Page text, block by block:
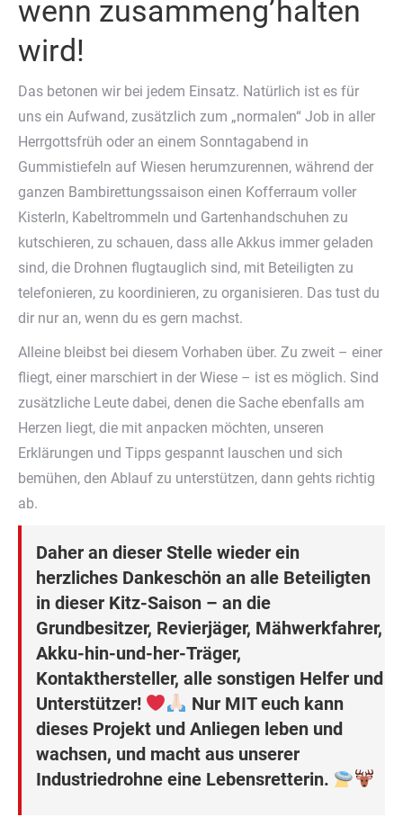
wenn zusammeng’halten
wird!
Das betonen wir bei jedem Einsatz. Natürlich ist es für
uns ein Aufwand, zusätzlich zum „normalen“ Job in aller
Herrgottsfrüh oder an einem Sonntagabend in
Gummistiefeln auf Wiesen herumzurennen, während der
ganzen Bambirettungssaison einen Kofferraum voller
Kisterln, Kabeltrommeln und Gartenhandschuhen zu
kutschieren, zu schauen, dass alle Akkus immer geladen
sind, die Drohnen flugtauglich sind, mit Beteiligten zu
telefonieren, zu koordinieren, zu organisieren. Das tust du
dir nur an, wenn du es gern machst.
Alleine bleibst bei diesem Vorhaben über. Zu zweit – einer
fliegt, einer marschiert in der Wiese – ist es möglich. Sind
zusätzliche Leute dabei, denen die Sache ebenfalls am
Herzen liegt, die mit anpacken möchten, unseren
Erklärungen und Tipps gespannt lauschen und sich
bemühen, den Ablauf zu unterstützen, dann gehts richtig
ab.
Daher an dieser Stelle wieder ein
herzliches Dankeschön an alle Beteiligten
in dieser Kitz-Saison – an die
Grundbesitzer, Revierjäger, Mähwerkfahrer,
Akku-hin-und-her-Träger,
Kontakthersteller, alle sonstigen Helfer und
Unterstützer!
Nur MIT euch kann
dieses Projekt und Anliegen leben und
wachsen, und macht aus unserer
Industriedrohne eine Lebensretterin.